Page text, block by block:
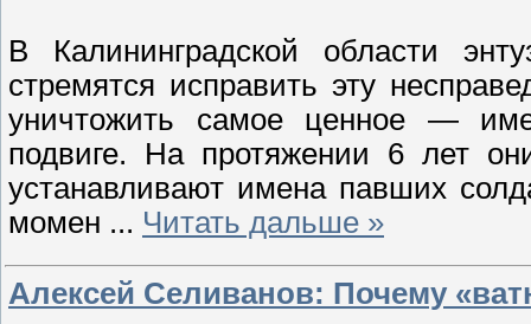
В Калининградской области
стремятся исправить эту
уничтожить самое ценное —
подвиге. На протяжении 6 лет
устанавливают имена павших
момен ... Читать дальше »
Алексей Селиванов: Почему